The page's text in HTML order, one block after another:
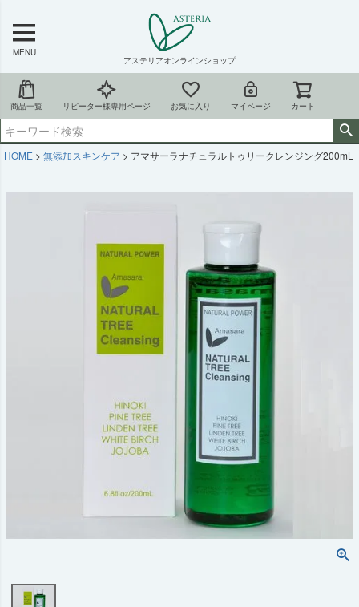
MENU
アステリアオンラインショップ
商品一覧 リピーター様専用ページ お気に入り マイページ カート
HOME 無添加スキンケア アマサーラナチュラルトゥリークレンジング200mL